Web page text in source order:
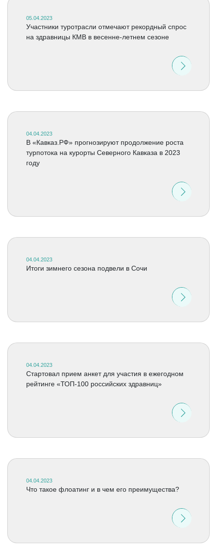
05.04.2023
Участники туротрасли отмечают рекордный спрос
на здравницы КМВ в весенне-летнем сезоне
04.04.2023
В «Кавказ.РФ» прогнозируют продолжение роста
турпотока на курорты Северного Кавказа в 2023
году
04.04.2023
Итоги зимнего сезона подвели в Сочи
04.04.2023
Стартовал прием анкет для участия в ежегодном
рейтинге «ТОП-100 российских здравниц»
04.04.2023
Что такое флоатинг и в чем его преимущества?